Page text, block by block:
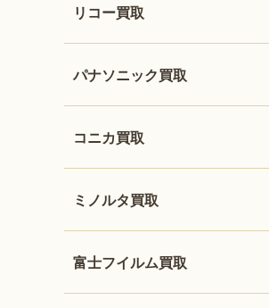
リコー買取
パナソニック買取
コニカ買取
ミノルタ買取
富士フイルム買取